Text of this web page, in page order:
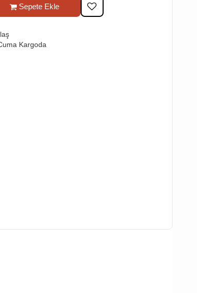
Sepete Ekle
Kargoda